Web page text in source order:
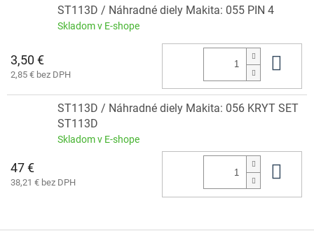
ST113D / Náhradné diely Makita: 055 PIN 4
Skladom v E-shope
3,50 €
2,85 € bez DPH
ST113D / Náhradné diely Makita: 056 KRYT SET
ST113D
Skladom v E-shope
47 €
38,21 € bez DPH